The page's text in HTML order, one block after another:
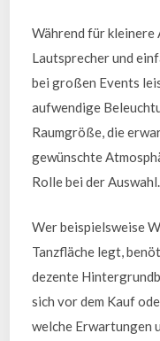
Während für kleinere
Lautsprecher und
bei großen Events
aufwendige
Raumgröße, die
gewünschte
Rolle bei der Auswahl.
Wer beispielsweise
Tanzfläche legt,
dezente
sich vor dem Kauf
welche Erwartungen